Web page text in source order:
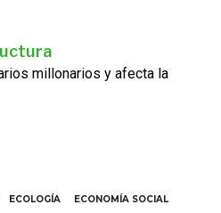
millonarios y afecta la
ECOLOGÍA
ECONOMÍA SOCIAL